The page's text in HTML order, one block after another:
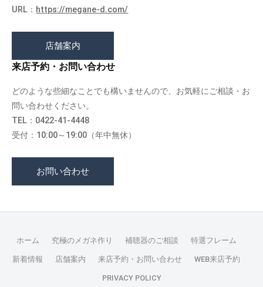
URL： https://megane-d.com/
店舗案内
来店予約・お問い合わせ
どのような些細なことでも構いませんので、お気軽にご相談・お
問い合わせください。
TEL：0422-41-4448
受付：10:00～19:00（年中無休）
お問い合わせ
ホーム 究極のメガネ作り 補聴器のご相談 特選フレーム
新着情報 店舗案内 来店予約・お問い合わせ WEB来店予約
PRIVACY POLICY